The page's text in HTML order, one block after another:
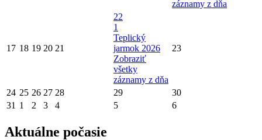
záznamy z dňa
17 18 19 20 21
22
1
Teplický
jarmok 2026
Zobraziť
všetky
záznamy z dňa
23
24 25 26 27 28 29
30
31 1 2 3 4 5 6
Aktuálne počasie